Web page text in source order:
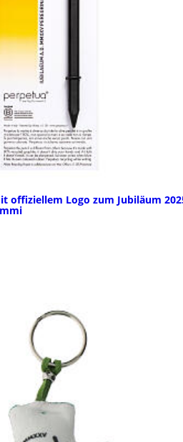
offiziellem Logo zum Jubiläum